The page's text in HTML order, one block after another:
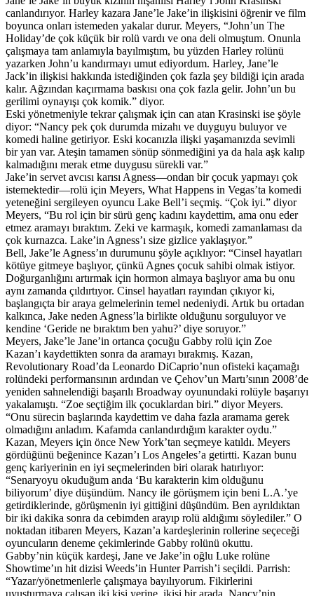
canlandırıyor. Harley kazara Jane’le Jake’in ilişkisini öğrenir ve film
boyunca onları istemeden yakalar durur. Meyers, “John’un The
Holiday’de çok küçük bir rolü vardı ve ona deli olmuştum. Onunla
çalışmaya tam anlamıyla bayılmıştım, bu yüzden Harley rolünü
yazarken John’u kandırmayı umut ediyordum. Harley, Jane’le
Jack’in ilişkisi hakkında istediğinden çok fazla şey bildiği için arada
kalır. Ağzından kaçırmama baskısı ona çok fazla gelir. John’un bu
gerilimi oynayışı çok komik.” diyor.
Eski yönetmeniyle tekrar çalışmak için can atan Krasinski ise şöyle
diyor: “Nancy pek çok durumda mizahı ve duyguyu buluyor ve
komedi haline getiriyor. Eski kocanızla ilişki yaşamanızda sevimli
bir yan var. Ateşin tamamen sönüp sönmediğini ya da hala aşk kalıp
kalmadığını merak etme duygusu sürekli var.”
Jake’in servet avcısı karısı Agness—ondan bir çocuk yapmayı çok
istemektedir—rolü için Meyers, What Happens in Vegas’ta komedi
yeteneğini sergileyen oyuncu Lake Bell’i seçmiş. “Çok iyi.” diyor
Meyers, “Bu rol için bir sürü genç kadını kaydettim, ama onu eder
etmez aramayı bıraktım. Zeki ve karmaşık, komedi zamanlaması da
çok kurnazca. Lake’in Agness’ı size gizlice yaklaşıyor.”
Bell, Jake’le Agness’ın durumunu şöyle açıklıyor: “Cinsel hayatları
kötüye gitmeye başlıyor, çünkü Agnes çocuk sahibi olmak istiyor.
Doğurganlığını artırmak için hormon almaya başlıyor ama bu onu
aynı zamanda çıldırtıyor. Cinsel hayatları rayından çıkıyor ki,
başlangıçta bir araya gelmelerinin temel nedeniydi. Artık bu ortadan
kalkınca, Jake neden Agness’la birlikte olduğunu sorguluyor ve
kendine ‘Geride ne bıraktım ben yahu?’ diye soruyor.”
Meyers, Jake’le Jane’in ortanca çocuğu Gabby rolü için Zoe
Kazan’ı kaydettikten sonra da aramayı bırakmış. Kazan,
Revolutionary Road’da Leonardo DiCaprio’nun ofisteki kaçamağı
rolündeki performansının ardından ve Çehov’un Martı’sının 2008’de
yeniden sahnelendiği başarılı Broadway oyunundaki rolüyle başarıyı
yakalamıştı. “Zoe seçtiğim ilk çocuklardan biri.” diyor Meyers.
“Onu sürecin başlarında kaydettim ve daha fazla aramama gerek
olmadığını anladım. Kafamda canlandırdığım karakter oydu.”
Kazan, Meyers için önce New York’tan seçmeye katıldı. Meyers
gördüğünü beğenince Kazan’ı Los Angeles’a getirtti. Kazan bunu
genç kariyerinin en iyi seçmelerinden biri olarak hatırlıyor:
“Senaryoyu okuduğum anda ‘Bu karakterin kim olduğunu
biliyorum’ diye düşündüm. Nancy ile görüşmem için beni L.A.’ye
getirdiklerinde, görüşmenin iyi gittiğini düşündüm. Ben ayrıldıktan
bir iki dakika sonra da cebimden arayıp rolü aldığımı söylediler.” O
noktadan itibaren Meyers, Kazan’a kardeşlerinin rollerine seçeceği
oyuncuların deneme çekimlerinde Gabby rolünü okuttu.
Gabby’nin küçük kardeşi, Jane ve Jake’in oğlu Luke rolüne
Showtime’ın hit dizisi Weeds’in Hunter Parrish’i seçildi. Parrish:
“Yazar/yönetmenlerle çalışmaya bayılıyorum. Fikirlerini
uyuşturmaya çalışan iki kişi yerine, ikisi bir arada. Nancy’nin